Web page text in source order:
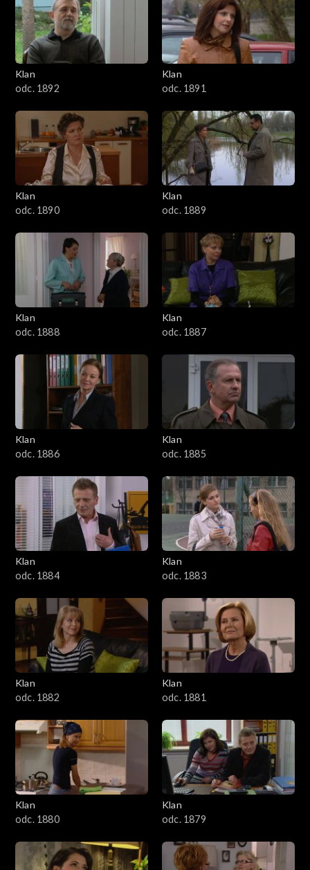
3201–3300
3101–3200
3001–3100
2901–3000
2801–2900
2701–2800
2501–2600
2401–2500
2301–2400
2201–2300
2101–2200
2001–2100
1901–2000
1801–1900
1701–1800
1601–1700
1501–1600
1401–1500
1301–1400
1201–1300
1101–1200
1001–1100
901–1000
801–900
Klan
odc. 1892
Klan
odc. 1891
Klan
odc. 1890
Klan
odc. 1889
Klan
odc. 1888
Klan
odc. 1887
Klan
odc. 1886
Klan
odc. 1885
Klan
odc. 1884
Klan
odc. 1883
Klan
odc. 1882
Klan
odc. 1881
Klan
odc. 1880
Klan
odc. 1879